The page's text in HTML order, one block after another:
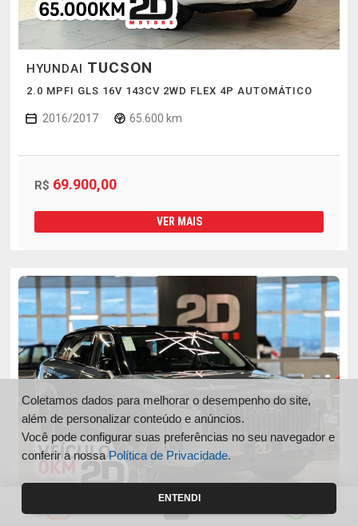
HYUNDAI TUCSON
2.0 MPFI GLS 16V 143CV 2WD FLEX 4P AUTOMÁTICO
2016/2017 65.600 km
R$ 69.900,00
VER MAIS
Coletamos dados para melhorar o desempenho do site,
além de personalizar conteúdo e anúncios.
Você pode configurar suas preferências no seu navegador e
conferir a nossaPolítica de Privacidade.
ENTENDI